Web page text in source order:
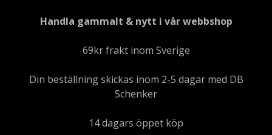
Handla gammalt & nytt i vår webbshop
69kr frakt inom Sverige
Din beställning skickas inom 2-5 dagar med DB
Schenker
14 dagars öppet köp